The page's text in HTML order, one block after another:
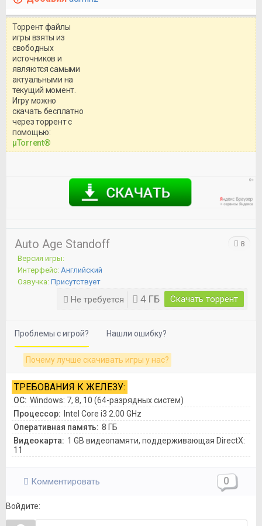
системными требованиями и
Торрент файлы
игры взяты из
свободных
источников и
являются самыми
актуальными на
текущий момент.
Игру можно
скачать бесплатно
через торрент с
помощью:
μTorrent®
Auto Age Standoff
Версия игры:
Интерфейс: Английский
Озвучка: Присутствует
Не требуется 4 ГБ Скачать торрент
8
Проблемы с игрой? Нашли ошибку?
Почему лучше скачивать игры у нас?
ТРЕБОВАНИЯ К ЖЕЛЕЗУ:
ОС: Windows: 7, 8, 10 (64-разрядных систем)
Процессор: Intel Core i3 2.00 GHz
Оперативная память: 8 ГБ
Видеокарта: 1 GB видеопамяти, поддерживающая DirectX:
11
Комментировать 0
Войдите: